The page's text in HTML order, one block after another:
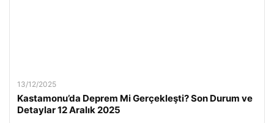
13/12/2025
Kastamonu’da Deprem Mi Gerçekleşti? Son Durum ve
Detaylar 12 Aralık 2025